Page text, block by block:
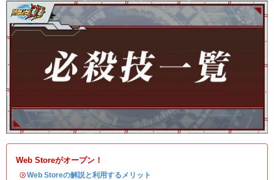
Web Storeがオープン！
・Web Storeの解説と利用するメリット